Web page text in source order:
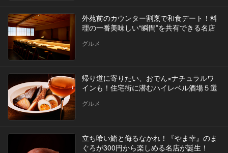
外苑前のカウンター割烹で和食デート！料
理の一番美味しい“瞬間”を共有できる名店
グルメ
帰り道に寄りたい、おでん×ナチュラルワ
インも！住宅街に潜むハイレベル酒場５選
グルメ
立ち喰い鮨と侮るなかれ！『やま幸』のま
ぐろが300円から楽しめる名店が誕生！